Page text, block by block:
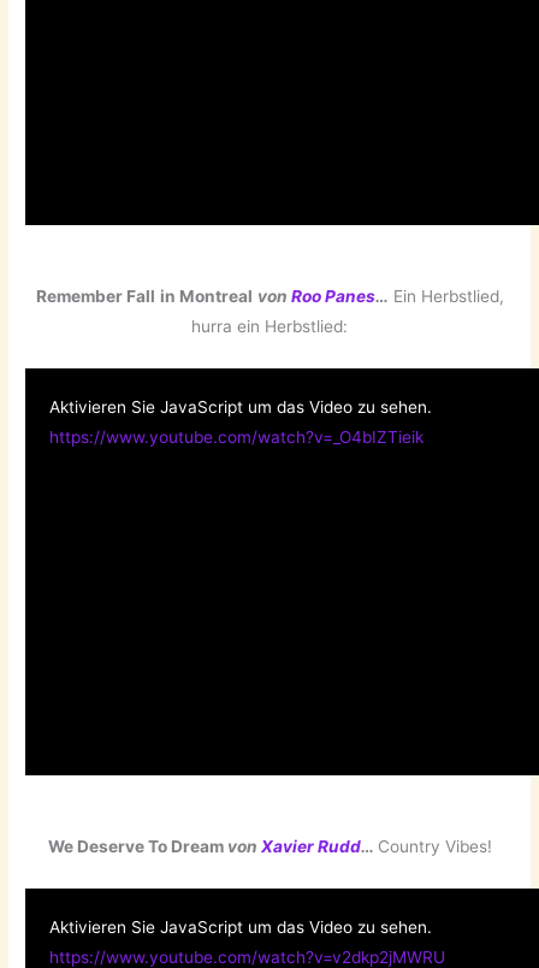
Remember Fall in Montreal von Roo Panes… Ein Herbstlied,
hurra ein Herbstlied:
Aktivieren Sie JavaScript um das Video zu sehen.
https://www.youtube.com/watch?v=_O4bIZTieik
We Deserve To Dreamvon Xavier Rudd… Country Vibes!
Aktivieren Sie JavaScript um das Video zu sehen.
https://www.youtube.com/watch?v=v2dkp2jMWRU